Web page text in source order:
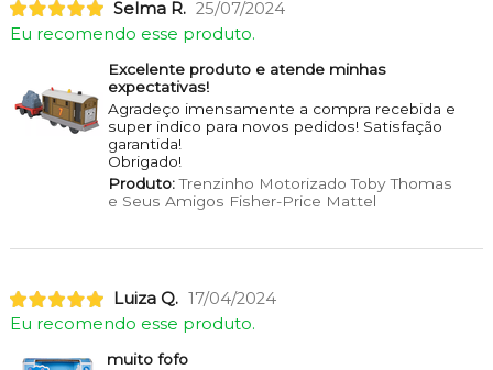
Selma R. 25/07/2024
Eu recomendo esse produto.
Excelente produto e atende minhas
expectativas!
Agradeço imensamente a compra recebida e
super indico para novos pedidos! Satisfação
garantida!
Obrigado!
Produto:Trenzinho Motorizado Toby Thomas
e Seus Amigos Fisher-Price Mattel
Luiza Q. 17/04/2024
Eu recomendo esse produto.
muito fofo